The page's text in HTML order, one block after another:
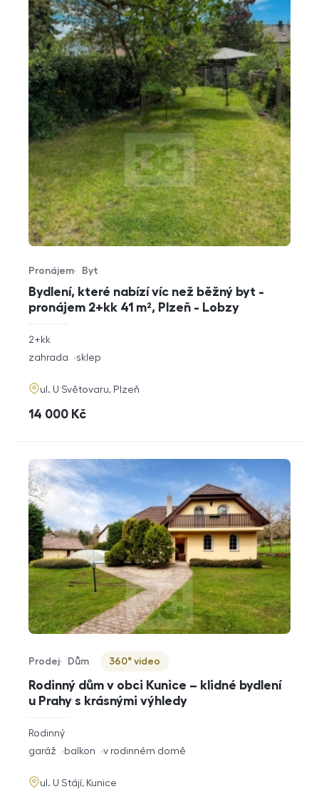
Bydlení, které nabízí víc než běžný byt -
pronájem 2+kk 41 m², Plzeň - Lobzy
Typ nabídky
Pronájem
Typ nemovitosti
Byt
rozměry
2+kk
funkce
zahrada sklep
adresa
ul. U Světovaru, Plzeň
cena
14 000 Kč
Rodinný dům v obci Kunice – klidné bydlení
u Prahy s krásnými výhledy
Typ nabídky
Prodej
Typ nemovitosti
Dům
Virtuální prohlídka
360° video
rozměry
dispozice
Rodinný
funkce
garáž balkon v rodinném domě
adresa
ul. U Stájí, Kunice